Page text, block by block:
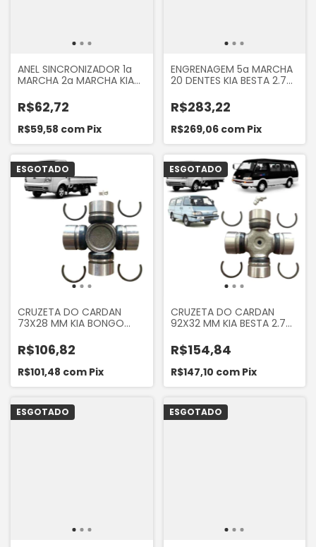
ANEL SINCRONIZADOR 1a
MARCHA 2a MARCHA KIA
BESTA GS 2.7 1998 A 2005
TOPIC 1994 A 1999
BONGO K2400 1993 A
1997 K2700 1997 A 2004
CERES 4X2 1993 A 2001
R$62,72
R$59,58 com Pix
ENGRENAGEM 5a MARCHA
20 DENTES KIA BESTA 2.7
1998 A 2005 BONGO
K2400 1993 A 1997
BONGO K2700 1998 A
2004 ASIA TOPIC 2.7 1994
A 1999
R$283,22
R$269,06 com Pix
ESGOTADO
CRUZETA DO CARDAN
73X28 MM KIA BONGO
K2700 2005... ROC
R$106,82
R$101,48 com Pix
ESGOTADO
CRUZETA DO CARDAN
92X32 MM KIA BESTA 2.7
K2500 16V 2013 A 2023
BONGO K2700 ATÉ 2004
ASIA TOPIC ATÉ 1999
R$154,84
R$147,10 com Pix
ESGOTADO ESGOTADO